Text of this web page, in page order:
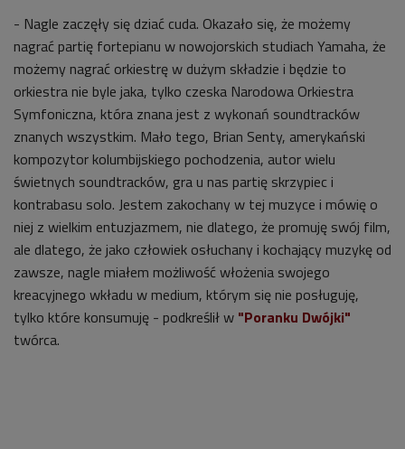
- Nagle zaczęły się dziać cuda. Okazało się, że możemy
nagrać partię fortepianu w nowojorskich studiach Yamaha, że
możemy nagrać orkiestrę w dużym składzie i będzie to
orkiestra nie byle jaka, tylko czeska Narodowa Orkiestra
Symfoniczna, która znana jest z wykonań soundtracków
znanych wszystkim. Mało tego, Brian Senty, amerykański
kompozytor kolumbijskiego pochodzenia, autor wielu
świetnych soundtracków, gra u nas partię skrzypiec i
kontrabasu solo. Jestem zakochany w tej muzyce i mówię o
niej z wielkim entuzjazmem, nie dlatego, że promuję swój film,
ale dlatego, że jako człowiek osłuchany i kochający muzykę od
zawsze, nagle miałem możliwość włożenia swojego
kreacyjnego wkładu w medium, którym się nie posługuję,
tylko które konsumuję - podkreślił w "Poranku Dwójki"
twórca.